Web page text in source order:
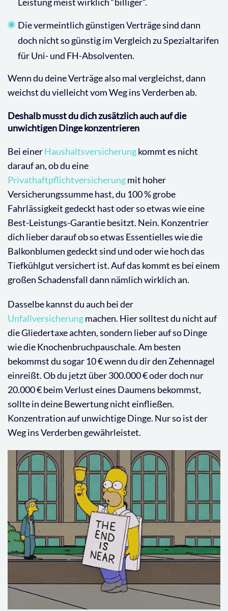
Die vermeintlich günstigen Verträge sind dann
doch nicht so günstig im Vergleich zu Spezialtarifen
für Uni- und FH-Absolventen.
Wenn du deine Verträge also mal vergleichst, dann
weichst du vielleicht vom Weg ins Verderben ab.
Deshalb musst du dich zusätzlich auch auf die
unwichtigen Dinge konzentrieren
Bei einerHaushaltsversicherungkommt es nicht
darauf an, ob du eine
Privathaftpflichtversicherungmit hoher
Versicherungssumme hast, du 100 % grobe
Fahrlässigkeit gedeckt hast oder so etwas wie eine
Best-Leistungs-Garantie besitzt. Nein. Konzentrier
dich lieber darauf ob so etwas Essentielles wie die
Balkonblumen gedeckt sind und oder wie hoch das
Tiefkühlgut versichert ist. Auf das kommt es bei einem
großen Schadensfall dann nämlich wirklich an.
Dasselbe kannst du auch bei der
Unfallversicherungmachen. Hier solltest du nicht auf
die Gliedertaxe achten, sondern lieber auf so Dinge
wie die Knochenbruchpauschale. Am besten
bekommst du sogar 10 € wenn du dir den Zehennagel
einreißt. Ob du jetzt über 300.000 € oder doch nur
20.000 € beim Verlust eines Daumens bekommst,
sollte in deine Bewertung nicht einfließen.
Konzentration auf unwichtige Dinge. Nur so ist der
Weg ins Verderben gewährleistet.